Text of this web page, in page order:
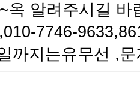
옥 알려주시길 바
7746-
까지는유무선 ,